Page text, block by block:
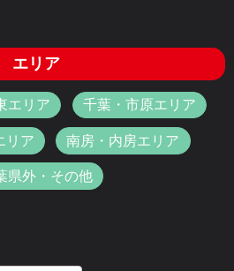
エリア
エリア 千葉・市原エリア
リア 南房・内房エリア
県外・その他